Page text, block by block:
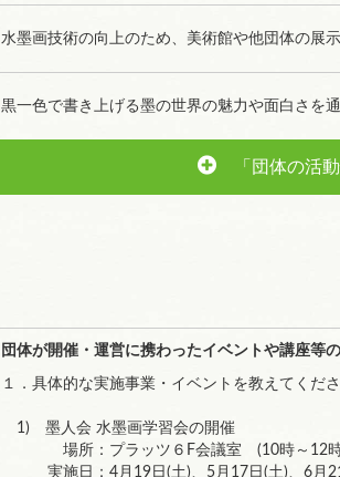
水墨画技術の向上のため、美術館や他団体の展
黒一色で書き上げる墨の世界の魅力や面白さを
「団体の活動
団体が開催・運営に携わったイベントや講座等
１．具体的な実施事業・イベントを教えてくだ
1) 墨人会 水墨画学習会の開催
場所：プラッツ６F会議室 (10時～12
実施日：4月19日(土)、5月17日(土)、6月